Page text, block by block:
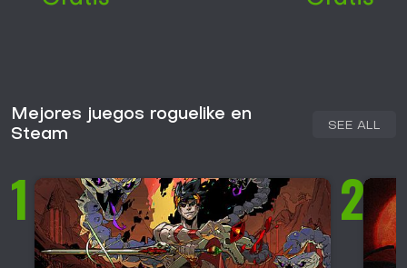
Mejores juegos roguelike en
Steam
SEE ALL
1 2